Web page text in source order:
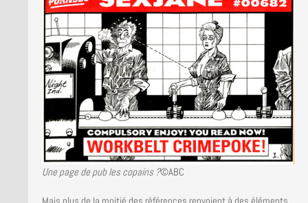
Une page de pub les copains ?©ABC
Mais plus de la moitié des références renvoient à des éléments